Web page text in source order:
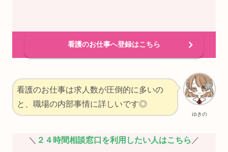
看護のお仕事へ登録はこちら
ゆきの
看護のお仕事は求人数が圧倒的に多いの
と、職場の内部事情に詳しいです◎
＼ ２４時間相談窓口を利用したい人はこちら ／